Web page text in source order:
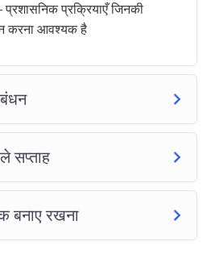
प्रशासनिक प्रक्रियाएँ जिनकी
करना आवश्यक है
सप्ताह
बनाए रखना